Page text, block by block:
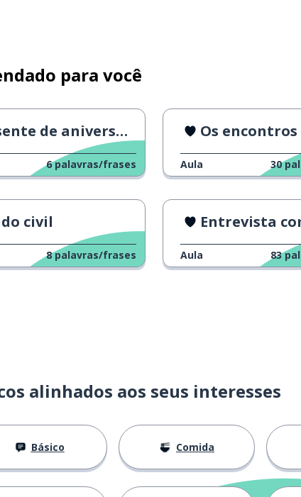
para você
de aniversário
6 palavras/frases
Os encontros online e seu
Aula 30
civil
8 palavras/frases
Entrevista com
Aula 83
alinhados aos seus interesses
Básico Comida